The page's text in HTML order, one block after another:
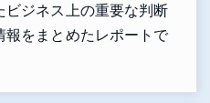
ジネス上の重要な判断
報をまとめたレポートで